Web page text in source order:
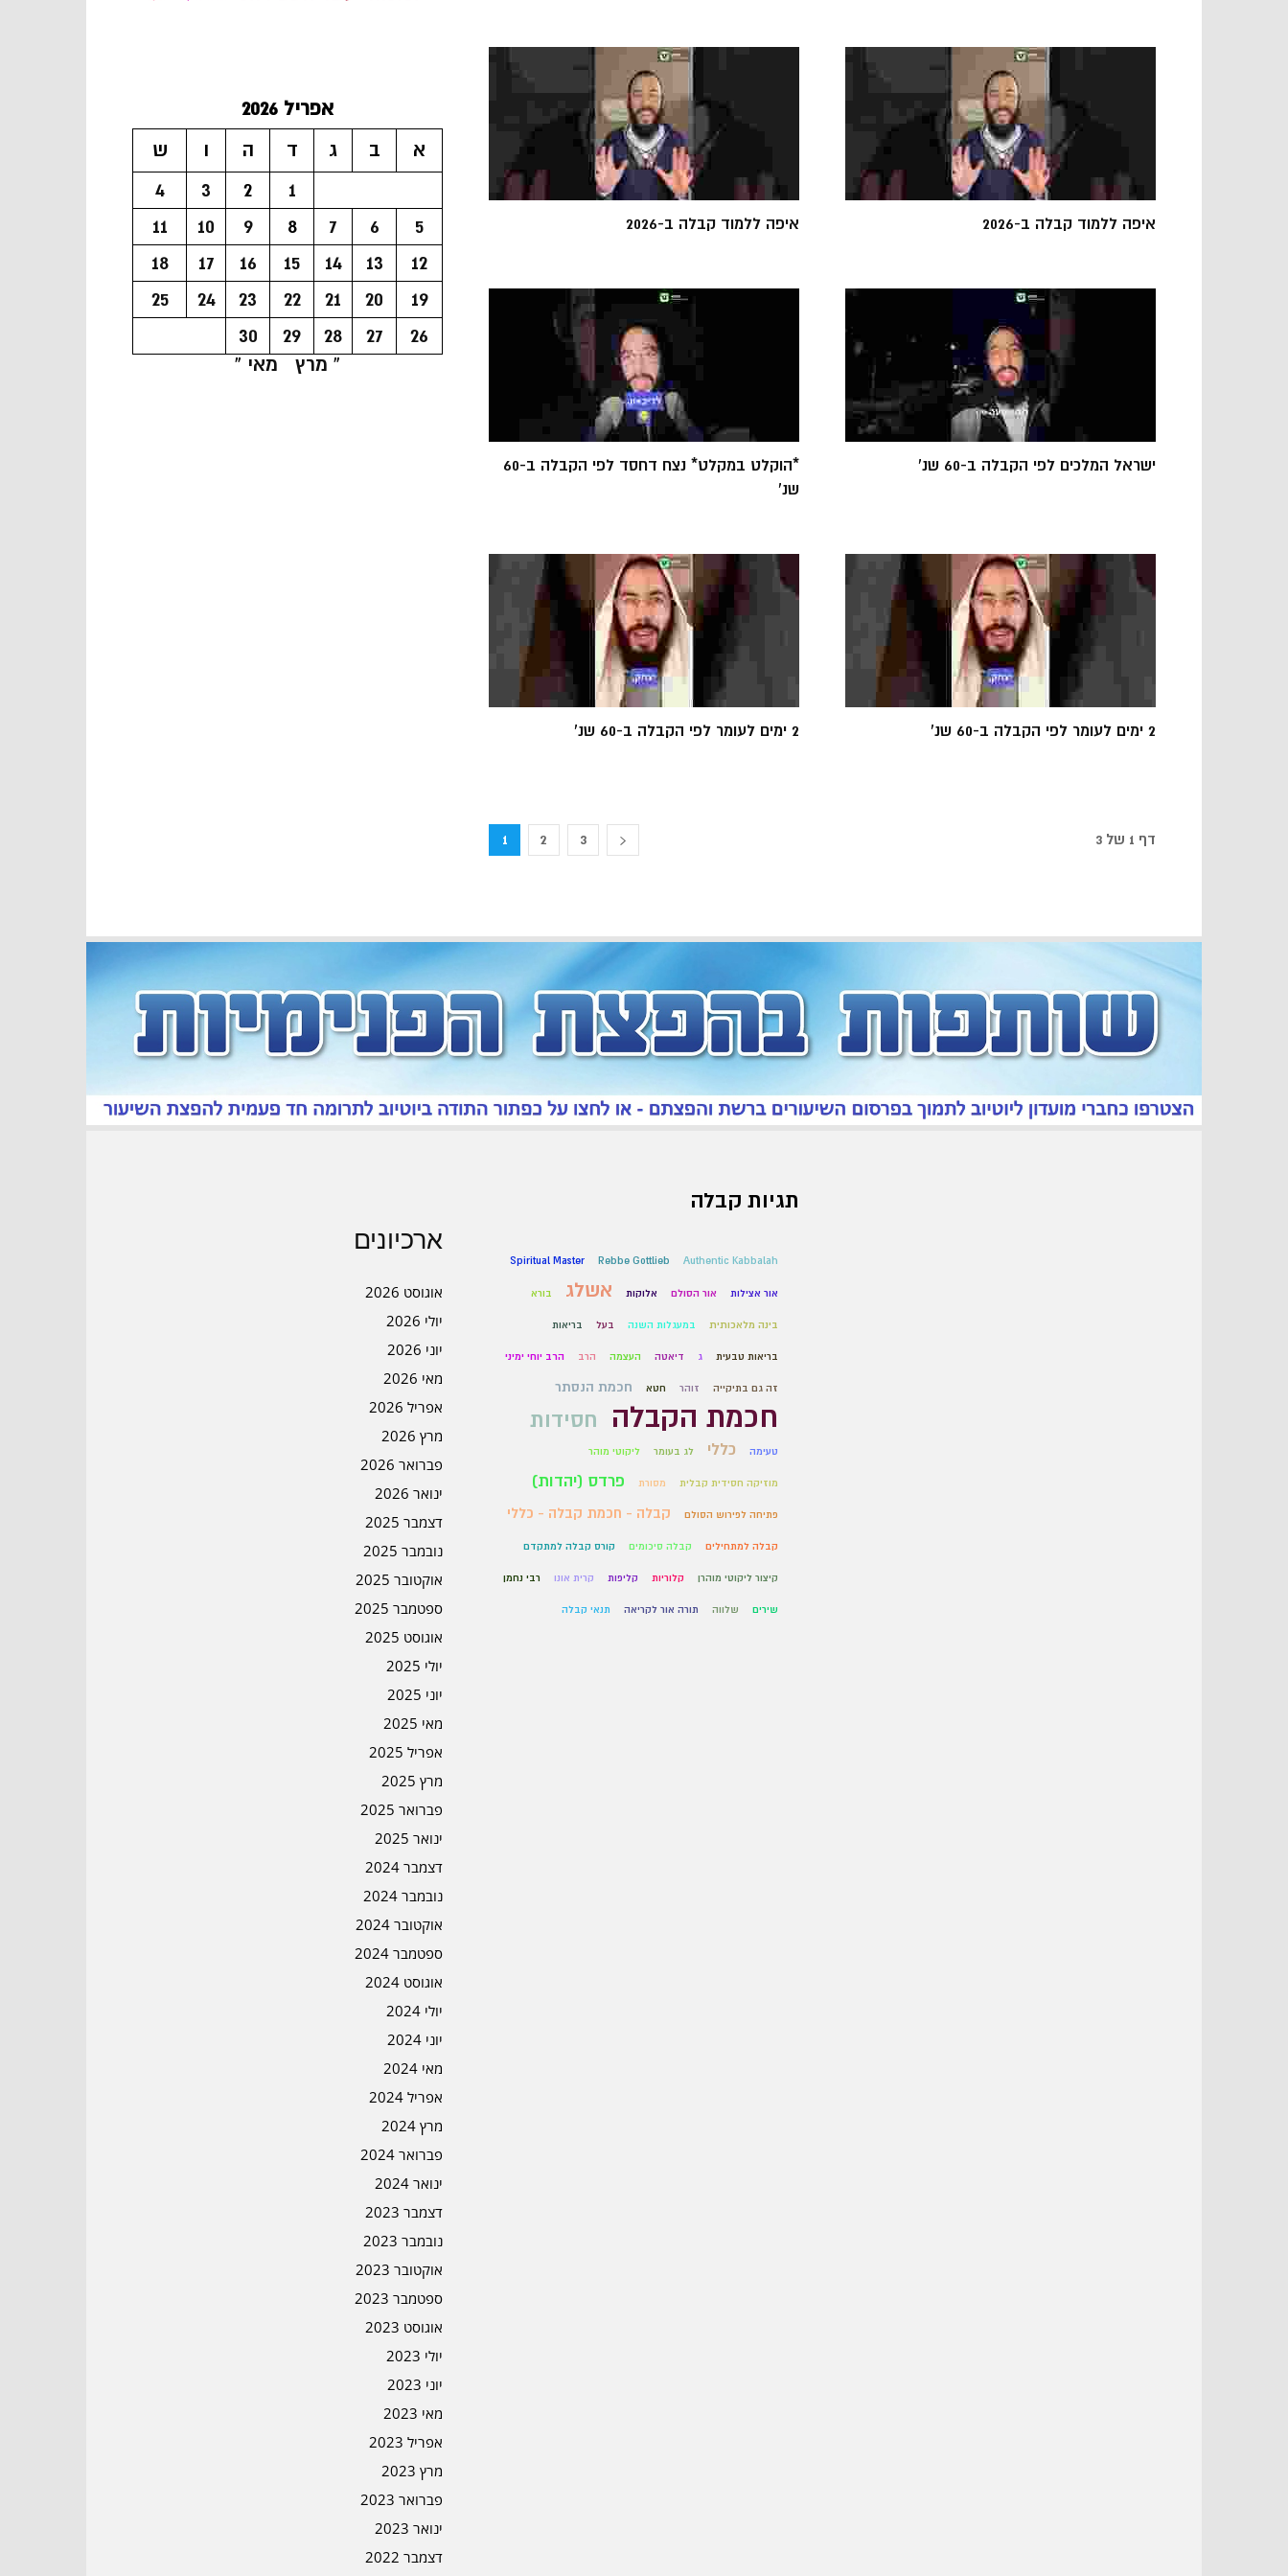
איפה ללמוד קבלה ב-2026 איפה ללמוד קבלה ב-2026
*הוקלט במקלט* נצח דחסד לפי הקבלה ב-60
שנ'
ישראל המלכים לפי הקבלה ב-60 שנ'
2 ימים לעומר לפי הקבלה ב-60 שנ' 2 ימים לעומר לפי הקבלה ב-60 שנ'
1 2 3 דף 1 של 3
אפריל 2026
א
ב ג ד ה ו
ש
1
2
3
4
5
6
7
8
9
10
11
12
13
14
15
16
17
18
19
20
21
22
23
24
25
26
27
28
29
30
« מרץ
מאי »
ארכיונים
אוגוסט 2026
יולי 2026
יוני 2026
מאי 2026
אפריל 2026
מרץ 2026
פברואר 2026
ינואר 2026
דצמבר 2025
נובמבר 2025
אוקטובר 2025
ספטמבר 2025
אוגוסט 2025
יולי 2025
יוני 2025
מאי 2025
אפריל 2025
מרץ 2025
פברואר 2025
ינואר 2025
דצמבר 2024
נובמבר 2024
אוקטובר 2024
ספטמבר 2024
אוגוסט 2024
יולי 2024
יוני 2024
מאי 2024
אפריל 2024
מרץ 2024
פברואר 2024
ינואר 2024
דצמבר 2023
נובמבר 2023
אוקטובר 2023
ספטמבר 2023
אוגוסט 2023
יולי 2023
יוני 2023
מאי 2023
אפריל 2023
מרץ 2023
פברואר 2023
ינואר 2023
דצמבר 2022
תגיות קבלה
Authentic Kabbalah
Rebbe Gottlieb
Spiritual Master
אור אצילות אור הסולם אלוקות אשלג בורא
בינה מלאכותית במעגלות השנה בעל בריאות
בריאות טבעית ג דיאטה העצמה הרב הרב יוחי ימיני
זה גם בתיקייה זוהר חטא חכמת הנסתר
חכמת הקבלה חסידות
טעימה כללי לג בעומר ליקוטי מוהר
מוזיקה חסידית קבלית מסורת פרדס (יהדות)
פתיחה לפירוש הסולם קבלה - חכמת קבלה - כללי
קבלה למתחילים קבלה סיכומים קורס קבלה למתקדם
קיצור ליקוטי מוהרן קלוריות קליפות קרית אונו רבי נחמן
שירים שלווה תורה אור לקריאה תנאי קבלה